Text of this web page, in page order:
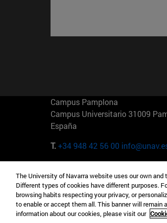
Campus Pamplona
Campus Universitario 31009
España
T.+34 948 42 56 00
Camino del Cerro Águila 3 28023
Madrid España
T.+34 912 11 30 00
The University of Navarra website uses our own
Different types of cookies have different purposes.
browsing habits respecting your privacy, or
to enable or accept them all. This banner will
information about our cookies, please visit our